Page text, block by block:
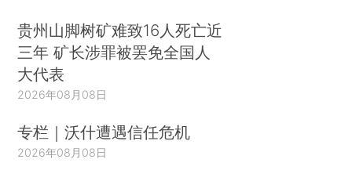
贵州山脚树矿难致16人死亡近
三年 矿长涉罪被罢免全国人
大代表
2026年08月08日
专栏｜沃什遭遇信任危机
2026年08月08日